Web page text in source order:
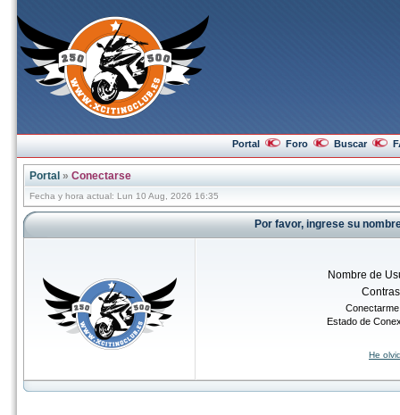
Portal Foro Buscar
Portal » Conectarse
Fecha y hora actual: Lun 10 Aug, 2026 16:35
Por favor, ingrese su
Nombre de
Estado de
He